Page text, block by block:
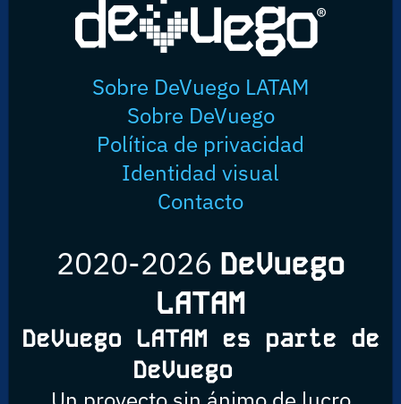
Sobre DeVuego LATAM
Sobre DeVuego
Política de privacidad
Identidad visual
Contacto
2020-2026 DeVuego
LATAM
DeVuego LATAM es parte de
DeVuego